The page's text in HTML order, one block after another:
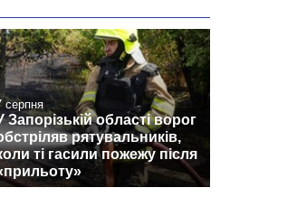
серпня
Запорізькій області ворог
рятувальників,
ті гасили пожежу після